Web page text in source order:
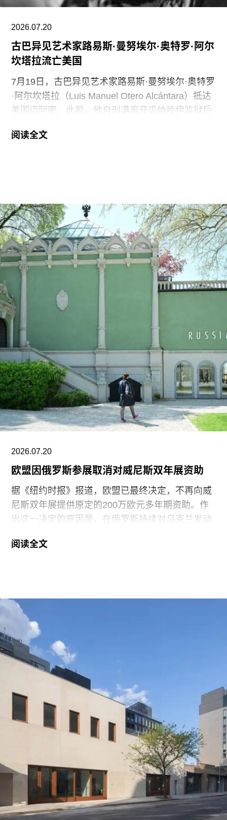
艺术家的代表比例。此前在泰特工作期间，她策划
了广受好评的2015年回顾展“世界走向波普”（The
2026.07.20
古巴异见艺术家路易斯·曼努埃尔·奥特罗·阿尔
坎塔拉流亡美国
7月19日，古巴异见艺术家路易斯·曼努埃尔·奥特罗
·阿尔坎塔拉（Luis Manuel Otero Alcántara）抵达
美国迈阿密。此前，他自刑满离开瓜纳哈伊监狱后
拉抵达时手中紧握着一尊从古巴带来的残破圣母玛
活动而被判处的五年刑期，仅提前数日获释。古巴
裔美国艺术家可可·福斯科（Coco Fusco）近日曾
撰文追问奥特罗·阿尔坎塔拉出狱后的下落。7月17
日，美国驻哈瓦那大使馆一名官员向《纽约时报》
透露，奥特罗·阿尔坎塔拉已获发人道主义签证，能
够进入美国，开始其被迫流亡的生活。
奥特罗·阿尔坎塔拉于2018年与一群艺术家、记者
和学者共同创立了圣伊西德罗运动（San Isidro
Movement）。该组织参与反对古巴政府、倡导民
主的社会运动。他还参与创作了抗议歌曲《祖国与
生命》（Homeland and Life），这首抗议颂歌在
2021年获两项拉丁格莱美奖，并已成为古巴反对派
的象征。
据美联社报道，古巴当局提出以强制流放为条件换
取奥特罗·阿尔坎塔拉的自由。当他抵达迈阿密时，
迎接他。获释时，奥特罗·阿尔坎塔拉是古巴最受国
际关注的政治犯之一，该国正因美国实施的石油封
阅读全文
2026.07.20
欧盟因俄罗斯参展取消对威尼斯双年展资助
据《纽约时报》报道，欧盟已最终决定，不再向威
尼斯双年展提供原定的200万欧元多年期资助。作
出这一决定的原因是，在俄罗斯持续对乌克兰发动
双年展。
展形式重返国家馆后，欧盟即表示将撤回资助。4
月，欧盟正式确认取消拨款，但给予双年展30天时
间提出申诉。此次最终决定是在对申诉进行审查后
作出的。
欧盟委员会发言人托马斯·雷尼耶（Thomas
Regnier）在一份声明中表示：“由欧洲纳税人资金
支持的文化活动，应当捍卫民主价值，促进开放对
话、多元性和言论自由。”他同时指出，这些价值观
“在今天的俄罗斯并未得到尊重”。
这笔被取消的资助对威尼斯双年展整体财政影响有
限，但撤资本身无疑是欧盟对双年展组织方的一次
严厉谴责。2022年2月俄罗斯入侵乌克兰后，双年
展曾发表声明称，不会接受“任何与俄罗斯政府存在
形式关联的官方代表团、机构或个人”参与其举办的
任何活动。
阅读全文